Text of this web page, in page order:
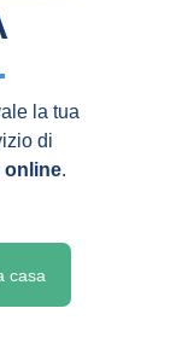
casa
la tua
di
online.